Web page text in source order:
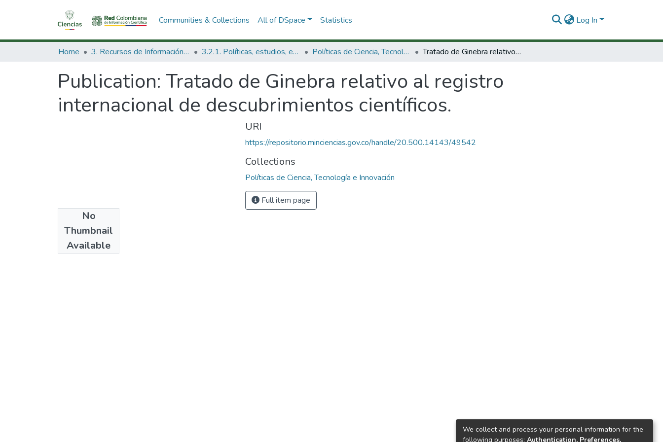
Communities & Collections All of DSpace Statistics Log In
Home 3. Recursos de Información Científica y Tecnológica 3.2.1. Políticas, estudios, evaluaciones e indicadores de CTeI Políticas de Ciencia, Tecnología e Innovación Tratado de Ginebra relativo al registro internacional de descubrimientos científicos.
Publication: Tratado de Ginebra relativo al registro
internacional de descubrimientos científicos.
No
Thumbnail
Available
1978
URI
https://repositorio.minciencias.gov.co/handle/20.500.14143/49542
Collections
Políticas de Ciencia, Tecnología e Innovación
Full item page
We collect and process your personal information for the
following purposes: Authentication, Preferences,